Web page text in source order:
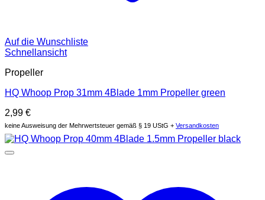
Auf die Wunschliste
Schnellansicht
Propeller
HQ Whoop Prop 31mm 4Blade 1mm Propeller green
2,99 €
keine Ausweisung der Mehrwertsteuer gemäß § 19 UStG + Versandkosten